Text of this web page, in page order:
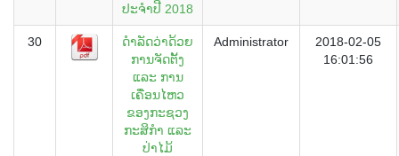
ປະຈຳປີ 2018
30
ດຳລັດວ່າດ້ວຍ
ການຈັດຕັ້ງ
ແລະ ການ
ເຄື່ອນໄຫວ
ຂອງກະຊວງ
ກະສິກຳ ແລະ
ປ່າໄມ້
Administrator
2018-02-05
16:01:56